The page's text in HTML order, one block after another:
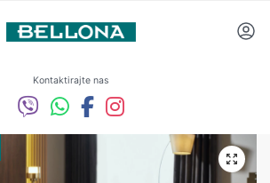
Kontaktirajte nas